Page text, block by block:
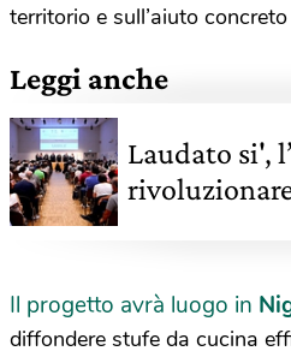
territorio e sull’aiuto
Leggi anche
Laudato si',
Il progetto avrà luogo in
diffondere stufe da cucina